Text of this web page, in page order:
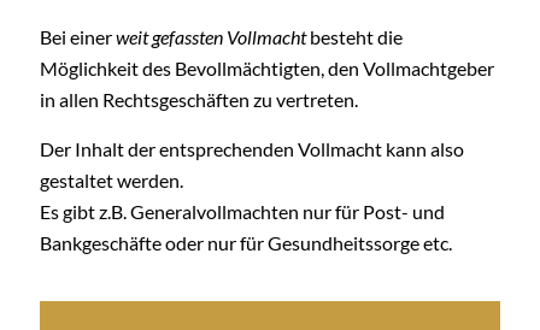
Bei einerweit gefassten Vollmachtbesteht die
Möglichkeit des Bevollmächtigten, den Vollmachtgeber
in allen Rechtsgeschäften zu vertreten.
Der Inhalt der entsprechenden Vollmacht kann also
gestaltet werden.
Es gibt z.B. Generalvollmachten nur für Post- und
Bankgeschäfte oder nur für Gesundheitssorge etc.